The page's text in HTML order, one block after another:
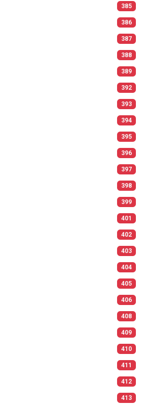
385
386
387
388
389
392
393
394
395
396
397
398
399
401
402
403
404
405
406
408
409
410
411
412
413